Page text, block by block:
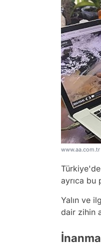
www.aa.com.tr
Türkiye'de
ayrıca bu
Yalın ve
dair zihin